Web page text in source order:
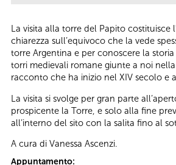
La visita alla torre del Papito costituisce
chiarezza sull’equivoco che la vede
torre Argentina e per conoscere la
torri medievali romane giunte a noi
racconto che ha inizio nel XIV secolo e
La visita si svolge per gran parte
prospicente la Torre, e solo alla fine
all’interno del sito con la salita fino al
A cura di Vanessa Ascenzi.
Appuntamento: